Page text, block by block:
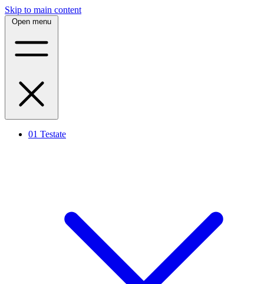
Skip to main content
Open menu
01 Testate